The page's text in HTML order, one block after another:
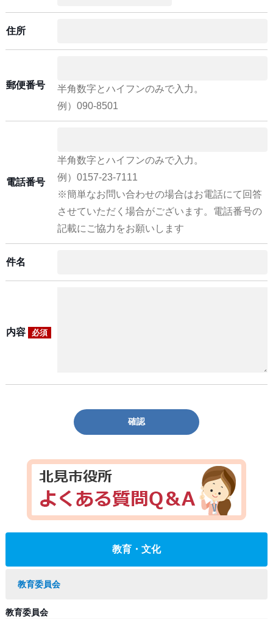
住所
郵便番号
半角数字とハイフンのみで入力。
例）090-8501
電話番号
半角数字とハイフンのみで入力。
例）0157-23-7111
※簡単なお問い合わせの場合はお電話にて回答
させていただく場合がございます。電話番号の
記載にご協力をお願いします
件名
内容 必須
確認
教育・文化
教育委員会
教育委員会